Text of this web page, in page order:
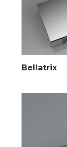
Bellatrix